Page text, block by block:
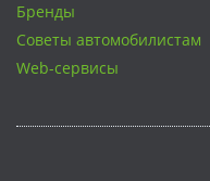
Бренды
Советы автомобилистам
Web-сервисы